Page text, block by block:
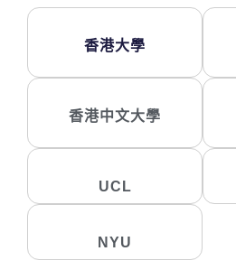
香港大學
香港中文大學
UCL
NYU